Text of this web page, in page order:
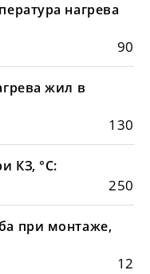
нагрева
90
жил в
130
КЗ, °С:
250
при монтаже,
12